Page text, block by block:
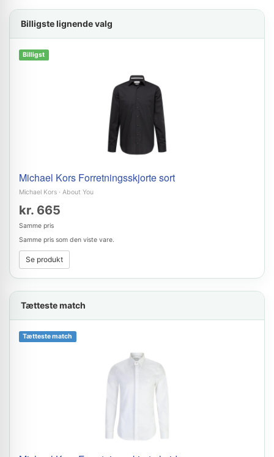
Billigste lignende valg
Billigst
Michael Kors Forretningsskjorte sort
Michael Kors · About You
kr. 665
Samme pris
Samme pris som den viste vare.
Se produkt
Tætteste match
Tætteste match